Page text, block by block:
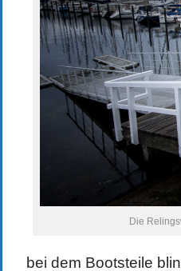
Die
bei dem Bootsteile